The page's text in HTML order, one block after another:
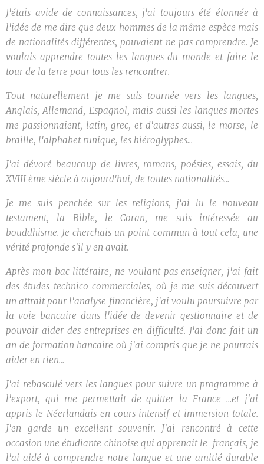
J'étais avide de connaissances, j'ai toujours été étonnée à
l'idée de me dire que deux hommes de la même espèce mais
de nationalités différentes, pouvaient ne pas comprendre. Je
voulais apprendre toutes les langues du monde et faire le
tour de la terre pour tous les rencontrer.
Tout naturellement je me suis tournée vers les langues,
Anglais, Allemand, Espagnol, mais aussi les langues mortes
me passionnaient, latin, grec, et d'autres aussi, le morse, le
braille, l'alphabet runique, les hiéroglyphes...
J'ai dévoré beaucoup de livres, romans, poésies, essais, du
XVIII ème siècle à aujourd'hui, de toutes nationalités...
Je me suis penchée sur les religions, j'ai lu le nouveau
testament, la Bible, le Coran, me suis intéressée au
bouddhisme. Je cherchais un point commun à tout cela, une
vérité profonde s'il y en avait.
Après mon bac littéraire, ne voulant pas enseigner, j'ai fait
des études technico commerciales, où je me suis découvert
un attrait pour l'analyse financière, j'ai voulu poursuivre par
la voie bancaire dans l'idée de devenir gestionnaire et de
pouvoir aider des entreprises en difficulté. J'ai donc fait un
an de formation bancaire où j'ai compris que je ne pourrais
aider en rien...
J'ai rebasculé vers les langues pour suivre un programme à
l'export, qui me permettait de quitter la France ...et j'ai
appris le Néerlandais en cours intensif et immersion totale.
J'en garde un excellent souvenir. J'ai rencontré à cette
occasion une étudiante chinoise qui apprenait le français, je
l'ai aidé à comprendre notre langue et une amitié durable